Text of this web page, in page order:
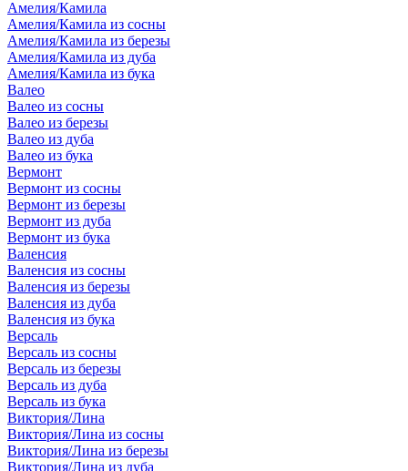
Амелия/Камила
Амелия/Камила из сосны
Амелия/Камила из березы
Амелия/Камила из дуба
Амелия/Камила из бука
Валео
Валео из сосны
Валео из березы
Валео из дуба
Валео из бука
Вермонт
Вермонт из сосны
Вермонт из березы
Вермонт из дуба
Вермонт из бука
Валенсия
Валенсия из сосны
Валенсия из березы
Валенсия из дуба
Валенсия из бука
Версаль
Версаль из сосны
Версаль из березы
Версаль из дуба
Версаль из бука
Виктория/Лина
Виктория/Лина из сосны
Виктория/Лина из березы
Виктория/Лина из дуба